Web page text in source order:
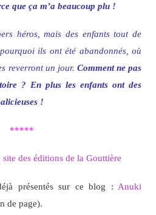
que ça m’a beaucoup plu !
héros, mais des enfants tout de
ils ont été abandonnés, où
reverront un jour. Comment ne pas
? En plus les enfants ont des
!
*****
site des éditions de la Gouttière
présentés sur ce blog : Anuki
de page).